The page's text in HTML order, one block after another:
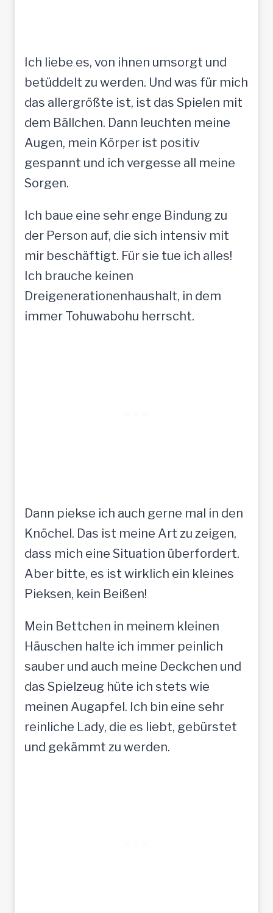
Ich liebe es, von ihnen umsorgt und
betüddelt zu werden. Und was für mich
das allergrößte ist, ist das Spielen mit
dem Bällchen. Dann leuchten meine
Augen, mein Körper ist positiv
gespannt und ich vergesse all meine
Sorgen.
Ich baue eine sehr enge Bindung zu
der Person auf, die sich intensiv mit
mir beschäftigt. Für sie tue ich alles!
Ich brauche keinen
Dreigenerationenhaushalt, in dem
immer Tohuwabohu herrscht.
Dann piekse ich auch gerne mal in den
Knöchel. Das ist meine Art zu zeigen,
dass mich eine Situation überfordert.
Aber bitte, es ist wirklich ein kleines
Pieksen, kein Beißen!
Mein Bettchen in meinem kleinen
Häuschen halte ich immer peinlich
sauber und auch meine Deckchen und
das Spielzeug hüte ich stets wie
meinen Augapfel. Ich bin eine sehr
reinliche Lady, die es liebt, gebürstet
und gekämmt zu werden.